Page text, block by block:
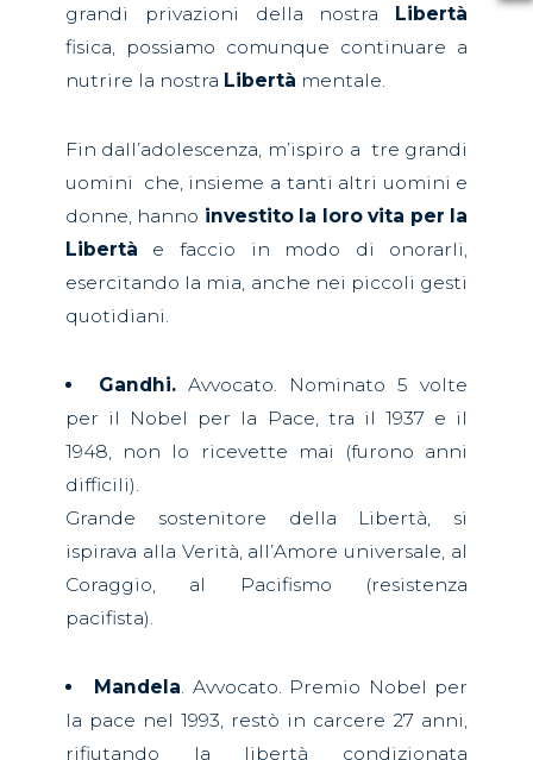
grandi privazioni della nostra Libertà
fisica, possiamo comunque continuare a
nutrire la nostra Libertà mentale.
Fin dall’adolescenza, m’ispiro a tre grandi
uomini
che, insieme a tanti altri uomini e
donne, hanno investito la loro vita per la
Libertà e faccio in modo di onorarli,
esercitando la mia, anche nei piccoli gesti
quotidiani.
Gandhi. Avvocato. Nominato 5 volte
per il Nobel per la Pace, tra il 1937 e il
1948, non lo ricevette mai (furono anni
difficili).
Grande sostenitore della Libertà, si
ispirava alla Verità, all’Amore universale, al
Coraggio, al Pacifismo (resistenza
pacifista).
Mandela. Avvocato. Premio Nobel per
la pace nel 1993, restò in carcere 27 anni,
rifiutando la libertà condizionata